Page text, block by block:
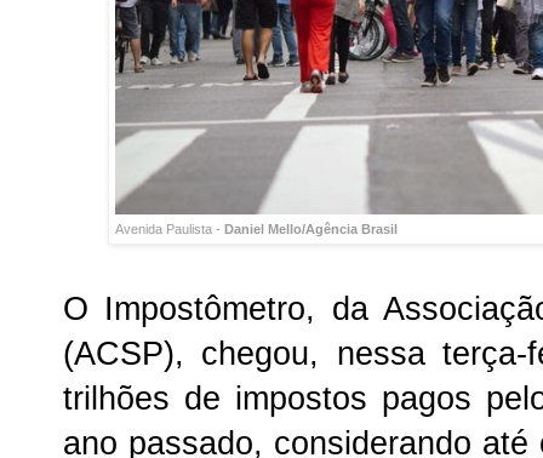
Avenida Paulista - Daniel Mello/Agência Brasil
O Impostômetro, da
(ACSP), chegou, nessa
trilhões de impostos pagos
ano passado, considerando